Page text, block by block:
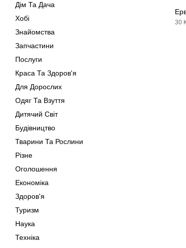
Дім Та Дача
Хобі
Знайомства
Запчастини
Послуги
Краса Та Здоров'я
Для Дорослих
Одяг Та Взуття
Дитячий Світ
Будівництво
Тварини Та Рослини
Різне
Оголошення
Економіка
Здоров'я
Туризм
Наука
Техніка
30